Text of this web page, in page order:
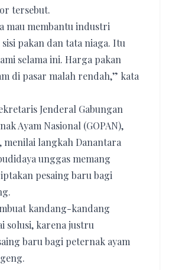
tersebut.
mau membantu industri
pakan dan tata niaga. Itu
selama ini. Harga pakan
di pasar malah rendah,” kata
Jenderal Gabungan
Ayam Nasional (GOPAN),
menilai langkah Danantara
unggas memang
pesaing baru bagi
kandang-kandang
solusi, karena justru
baru bagi peternak ayam